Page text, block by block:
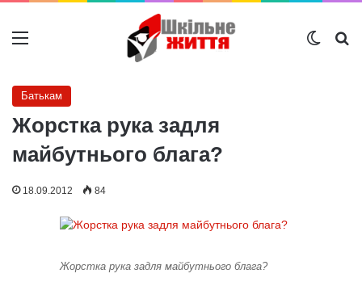
Меню
Батькам
Жорстка рука задля
майбутнього блага?
18.09.2012 84
Жорстка рука задля майбутнього блага?